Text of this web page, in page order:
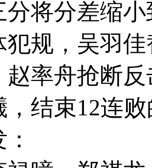
分将分差缩
犯规，吴羽
赵率舟抢断
，结束12连